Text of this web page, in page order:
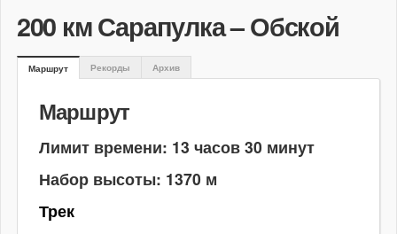
200 км Сарапулка – Обской
Маршрут Рекорды Архив
Маршрут
Лимит времени: 13 часов 30 минут
Набор высоты: 1370 м
Трек